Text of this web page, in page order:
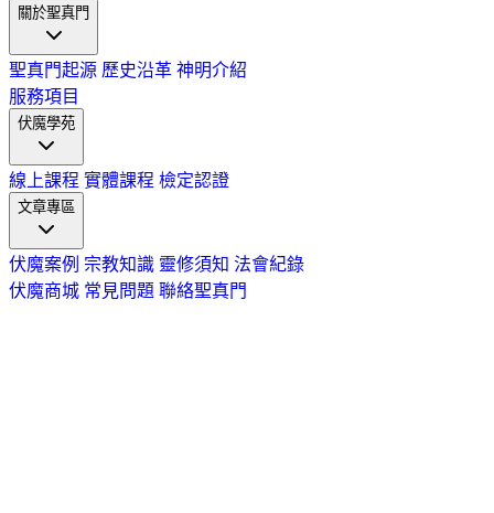
關於聖真門
聖真門起源 歷史沿革 神明介紹
服務項目
伏魔學苑
線上課程 實體課程 檢定認證
文章專區
伏魔案例 宗教知識 靈修須知 法會紀錄
伏魔商城 常見問題 聯絡聖真門